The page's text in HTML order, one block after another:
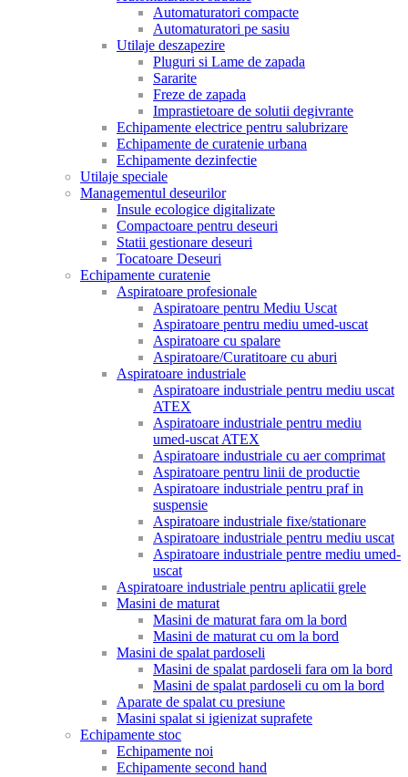
Automaturatori compacte
Automaturatori pe sasiu
Utilaje deszapezire
Pluguri si Lame de zapada
Sararite
Freze de zapada
Imprastietoare de solutii degivrante
Echipamente electrice pentru salubrizare
Echipamente de curatenie urbana
Echipamente dezinfectie
Utilaje speciale
Managementul deseurilor
Insule ecologice digitalizate
Compactoare pentru deseuri
Statii gestionare deseuri
Tocatoare Deseuri
Echipamente curatenie
Aspiratoare profesionale
Aspiratoare pentru Mediu Uscat
Aspiratoare pentru mediu umed-uscat
Aspiratoare cu spalare
Aspiratoare/Curatitoare cu aburi
Aspiratoare industriale
Aspiratoare industriale pentru mediu uscat
ATEX
Aspiratoare industriale pentru mediu
umed-uscat ATEX
Aspiratoare industriale cu aer comprimat
Aspiratoare pentru linii de productie
Aspiratoare industriale pentru praf in
suspensie
Aspiratoare industriale fixe/stationare
Aspiratoare industriale pentru mediu uscat
Aspiratoare industriale pentre mediu umed-
uscat
Aspiratoare industriale pentru aplicatii grele
Masini de maturat
Masini de maturat fara om la bord
Masini de maturat cu om la bord
Masini de spalat pardoseli
Masini de spalat pardoseli fara om la bord
Masini de spalat pardoseli cu om la bord
Aparate de spalat cu presiune
Masini spalat si igienizat suprafete
Echipamente stoc
Echipamente noi
Echipamente second hand